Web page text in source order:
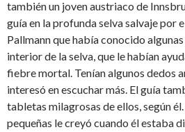
también un joven austriaco de
guía en la profunda selva salvaje por
Pallmann que había conocido
interior de la selva, que le habían
fiebre mortal. Tenían algunos dedos
interesó en escuchar más. El guía
tabletas milagrosas de ellos, según
pequeñas le creyó cuando él estaba